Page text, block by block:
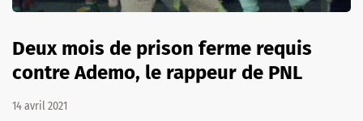
Deux mois de prison ferme requis
contre Ademo, le rappeur de PNL
14 avril 2021